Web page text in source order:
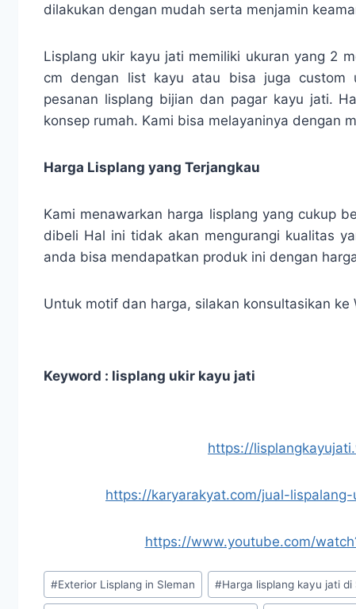
dilakukan dengan mudah serta menjamin
Lisplang ukir kayu jati memiliki ukuran yang 2
cm dengan list kayu atau bisa juga custom
pesanan lisplang bijian dan pagar kayu jati.
konsep rumah. Kami bisa melayaninya dengan
Harga Lisplang yang Terjangkau
Kami menawarkan harga lisplang yang cukup
dibeli Hal ini tidak akan mengurangi kualitas
anda bisa mendapatkan produk ini dengan
Untuk motif dan harga, silakan konsultasikan ke
Keyword : lisplang ukir kayu jati
https://
https://karyarakyat.com/jual-
https://www.youtube.com/
#Exterior Lisplang in Sleman #Harga lisplang kayu jati di